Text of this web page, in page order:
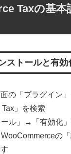
Taxの基本
ストールと有効
の「プラグイン
」を検索
ル」→「有効化
の